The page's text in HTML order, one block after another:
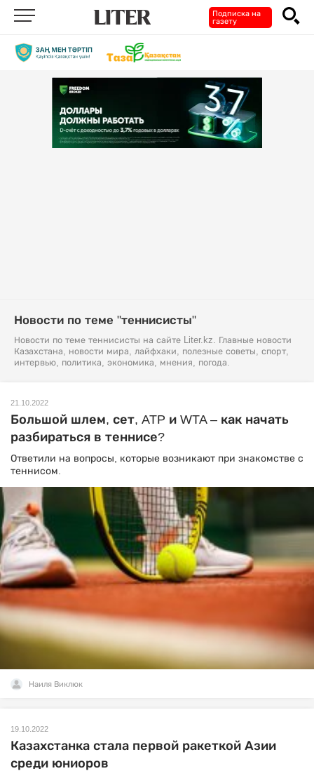
Подписка на
газету
Новости по теме "теннисисты"
Новости по теме теннисисты на сайте Liter.kz. Главные новости
Казахстана, новости мира, лайфхаки, полезные советы, спорт,
интервью, политика, экономика, мнения, погода.
21.10.2022
Большой шлем, сет, ATP и WTA – как начать
разбираться в теннисе?
Ответили на вопросы, которые возникают при знакомстве с
теннисом.
Наиля Виклюк
19.10.2022
Казахстанка стала первой ракеткой Азии
среди юниоров